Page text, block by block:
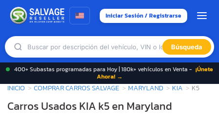
Iniciar Sesión / Registrarse
Búsqueda
400+ Subastas programadas para Hoy | 180k+ vehículos en Venta - ¡Únete
Ahora! →
INICIO COMPRAR CARROS SALVAGE MARYLAND KIA K5
Carros Usados KIA k5 en Maryland